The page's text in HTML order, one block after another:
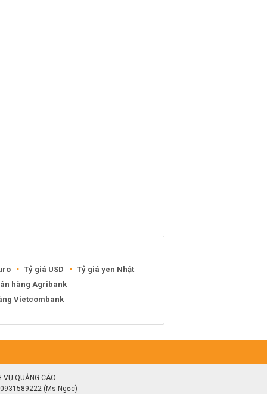
Tỷ giá USD
Tỷ giá yen Nhật
hàng Agribank
Vietcombank
VỤ QUẢNG CÁO
0931589222 (Ms Ngọc)